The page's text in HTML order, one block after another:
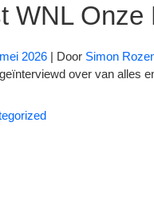
WNL Onze
2026 | Door Simon
over van alles